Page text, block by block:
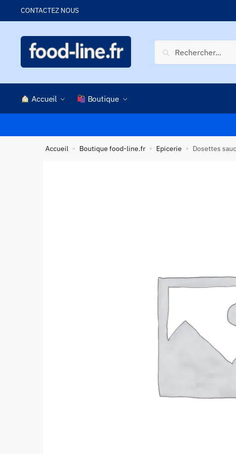
CONTACTEZ NOUS
pour :
Recherche
Accueil Boutique
Accueil » Boutique food-line.fr » Epicerie » Dosettes